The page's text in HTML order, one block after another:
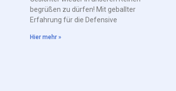
begrüßen zu dürfen! Mit geballter
Erfahrung für die Defensive
Hier mehr »